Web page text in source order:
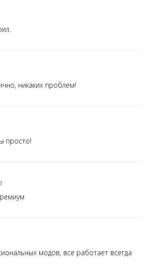
никаких проблем!
просто!
модов, все работает всегда